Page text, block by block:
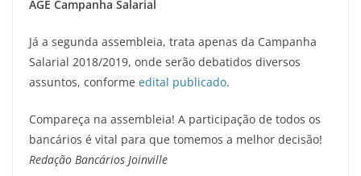
AGE Campanha Salarial
Já a segunda assembleia, trata apenas da Campanha
Salarial 2018/2019, onde serão debatidos diversos
assuntos, conforme edital publicado.
Compareça na assembleia! A participação de todos os
bancários é vital para que tomemos a melhor decisão!
Redação Bancários Joinville